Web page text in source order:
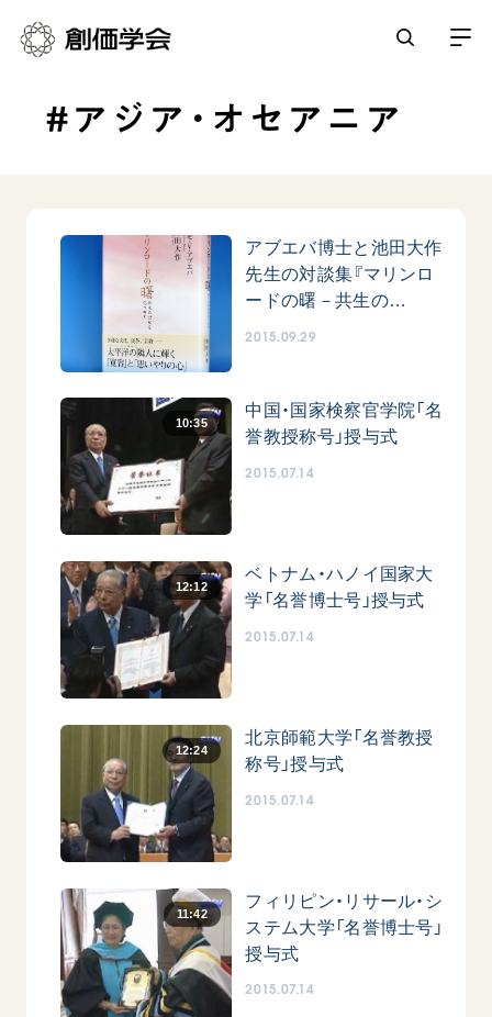
創価学会とは
日蓮大聖人の仏法（教学入門）
釈尊～法華経
日蓮大聖人
創価学会の三代会長
初代会長・牧口常三郎先生
第3代会長・池田大作先生
学会永遠の五指針
朝晩の祈り（勤行・唱題）
仏法を学ぶ
仏法を語る
主な行事
年間の活動について
友人葬
平和・文化・教育
「平和の文化」を構築
核兵器の廃絶に向け連帯を拡大
「持続可能な開発目標（SDGs）」の取り組み
人道支援
音楽活動
展示活動
教育本部の活動
図書贈呈
世界の創価学会
世界の創価学会の歴史
基本情報
創価学会 会憲
創価学会 会則
創価学会 社会憲章
組織・機構
会長・理事長・各部長の紹介
略年表
道府県中心会館
会員サポート
座談会御書ｅ講義
御書検索［新版］
関連リンク
創価学会総本部
墓地公園・納骨堂
聖教電子版
聖教ブックストア
soka youth media
Soka Gakkai グローバルサイト
SGIピースサイト
ご意見
ご利用にあたって
SOKA PICKS
#アジア・オセアニア
アブエバ博士と池田大作
先生の対談集『マリンロ
ードの曙－共生の…
2015.09.29
10:35
中国・国家検察官学院「名
誉教授称号」授与式
2015.07.14
12:12
ベトナム・ハノイ国家大
学「名誉博士号」授与式
2015.07.14
12:24
北京師範大学「名誉教授
称号」授与式
2015.07.14
11:42
フィリピン・リサール・シ
ステム大学「名誉博士号」
授与式
2015.07.14